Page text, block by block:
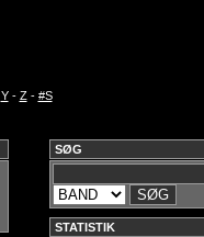
Y- Z- #S
SØG
STATISTIK